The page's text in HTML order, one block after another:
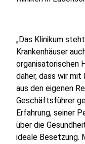
„Das Klinikum
Krankenhäuser
organisatorischen
daher, dass wir mit
aus den eigenen
Geschäftsführer
Erfahrung, seiner
über die
ideale Besetzung.